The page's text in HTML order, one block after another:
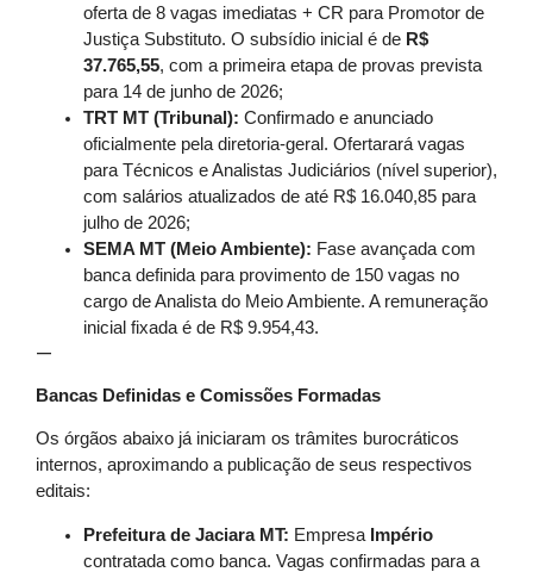
oferta de 8 vagas imediatas + CR para Promotor de
Justiça Substituto. O subsídio inicial é de R$
37.765,55, com a primeira etapa de provas prevista
para 14 de junho de 2026;
TRT MT (Tribunal): Confirmado e anunciado
oficialmente pela diretoria-geral. Ofertarará vagas
para Técnicos e Analistas Judiciários (nível superior),
com salários atualizados de até R$ 16.040,85 para
julho de 2026;
SEMA MT (Meio Ambiente): Fase avançada com
banca definida para provimento de 150 vagas no
cargo de Analista do Meio Ambiente. A remuneração
inicial fixada é de R$ 9.954,43.
—
Bancas Definidas e Comissões Formadas
Os órgãos abaixo já iniciaram os trâmites burocráticos
internos, aproximando a publicação de seus respectivos
editais:
Prefeitura de Jaciara MT: Empresa Império
contratada como banca. Vagas confirmadas para a